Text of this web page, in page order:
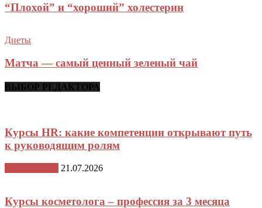
“Плохой” и “хороший” холестерин
Диеты
Матча — самый ценный зеленый чай
ВЫБОР РЕДАКТОРА
Курсы HR: какие компетенции открывают путь
к руководящим ролям
21.07.2026
Курсы косметолога – профессия за 3 месяца